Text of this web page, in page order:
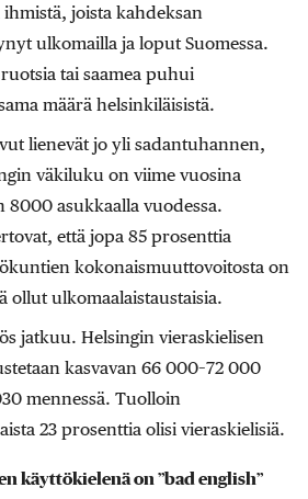
joista kahdeksan
ulkomailla ja loput Suomessa.
tai saamea puhui
määrä helsinkiläisistä.
lienevät jo yli sadantuhannen,
väkiluku on viime vuosina
8000 asukkaalla vuodessa.
että jopa 85 prosenttia
kokonaismuuttovoitosta on
ollut ulkomaalaistaustaisia.
jatkuu. Helsingin vieraskielisen
kasvavan 66 000–72 000
mennessä. Tuolloin
23 prosenttia olisi vieraskielisiä.
käyttökielenä on ”bad english”